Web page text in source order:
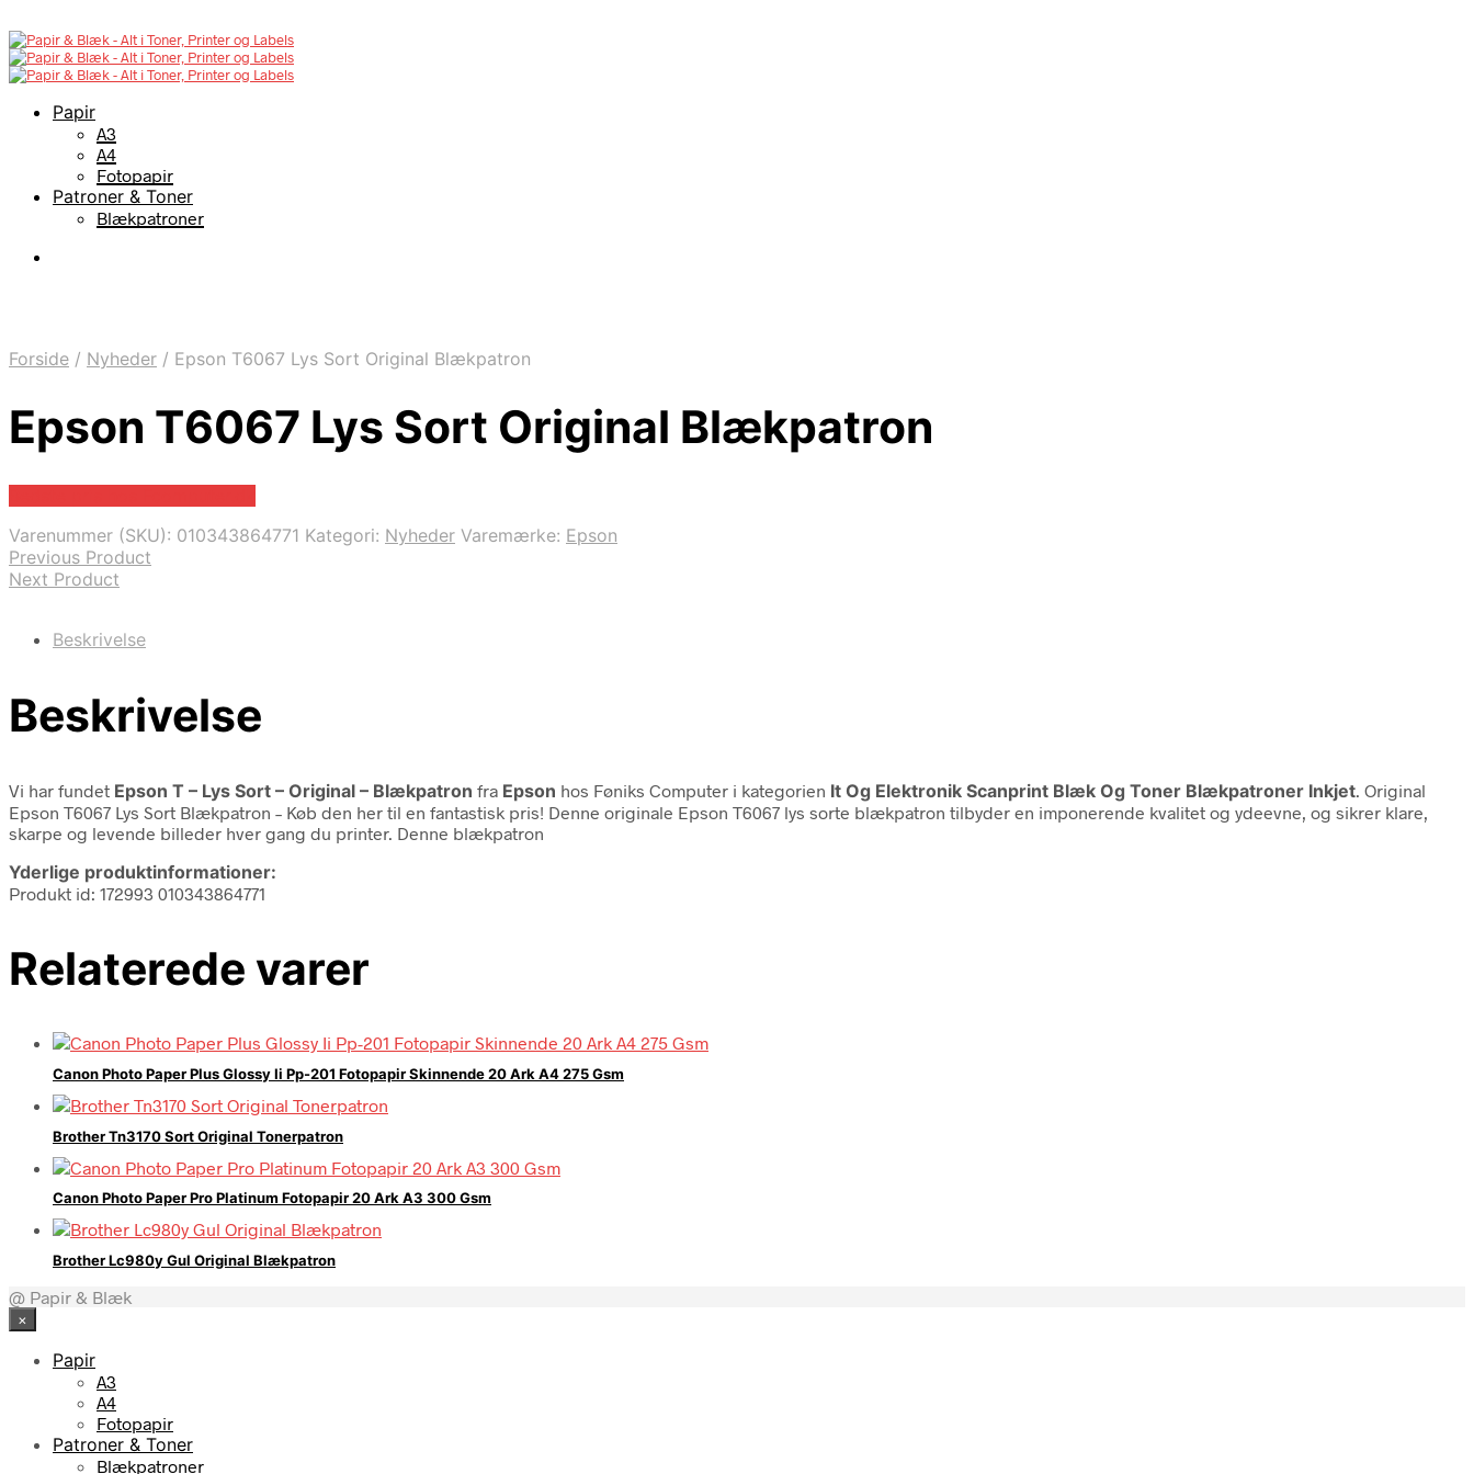
Papir
A3
A4
Fotopapir
Patroner & Toner
Blækpatroner
Forside / Nyheder / Epson T6067 Lys Sort Original Blækpatron
Epson T6067 Lys Sort Original Blækpatron
Varenummer (SKU): 010343864771 Kategori: Nyheder Varemærke: Epson
Previous Product
Next Product
Beskrivelse
Beskrivelse
Vi har fundet Epson T – Lys Sort – Original – Blækpatron fra Epson hos Føniks Computer i kategorien It Og Elektronik Scanprint Blæk Og Toner Blækpatroner Inkjet . Original
Epson T6067 Lys Sort Blækpatron – Køb den her til en fantastisk pris! Denne originale Epson T6067 lys sorte blækpatron tilbyder en imponerende kvalitet og ydeevne, og sikrer klare,
skarpe og levende billeder hver gang du printer. Denne blækpatron
Yderlige produktinformationer:
Produkt id: 172993 010343864771
Relaterede varer
Canon Photo Paper Plus Glossy Ii Pp-201 Fotopapir Skinnende 20 Ark A4 275 Gsm
Brother Tn3170 Sort Original Tonerpatron
Canon Photo Paper Pro Platinum Fotopapir 20 Ark A3 300 Gsm
Brother Lc980y Gul Original Blækpatron
@ Papir & Blæk
×
Papir
A3
A4
Fotopapir
Patroner & Toner
Blækpatroner